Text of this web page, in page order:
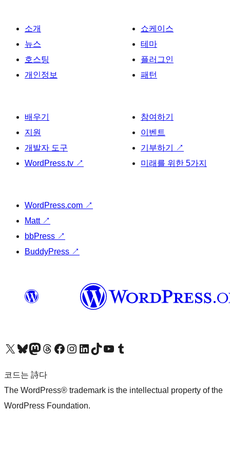
소개
뉴스
호스팅
개인정보
쇼케이스
테마
플러그인
패턴
배우기
지원
개발자 도구
WordPress.tv ↗
참여하기
이벤트
기부하기
↗
미래를 위한 5가지
WordPress.com ↗
Matt ↗
bbPress ↗
BuddyPress ↗
X(이전 트위터) 계정 방문하기블루스카이 계정 방문하기마스토돈 계정 방문하기스레드 계정 방문하기 페이스북 페이지 방문하기인스타그램 계정 방문하기 LinkedIn 계정 방문하기틱톡 계정 방문하기유튜브 채널 방문하기 텀블러 계정 방문하기
코드는 詩다
The WordPress® trademark is the intellectual property of the
WordPress Foundation.